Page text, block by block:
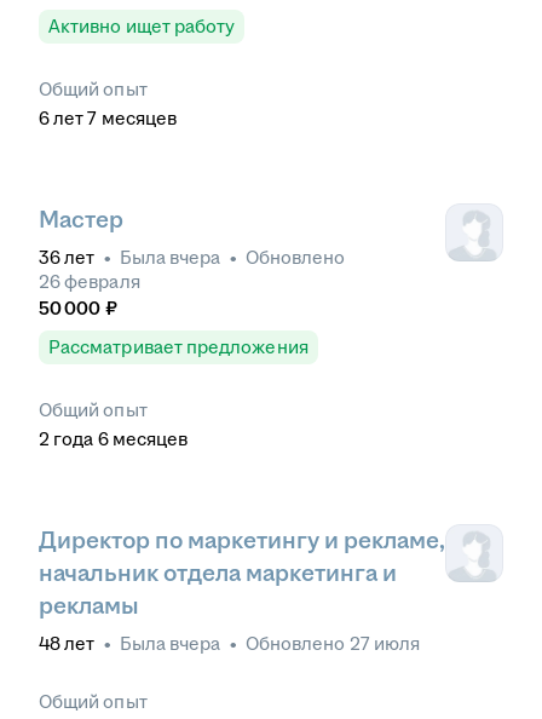
Активно ищет работу
Общий опыт
6лет 7 месяцев
Мастер
36лет • Была вчера • Обновлено
26 февраля
50 000 ₽
Рассматривает предложения
Общий опыт
2 года 6 месяцев
Директор по маркетингу и рекламе,
начальник отдела маркетинга и
рекламы
48лет • Была вчера • Обновлено 27 июля
Общий опыт